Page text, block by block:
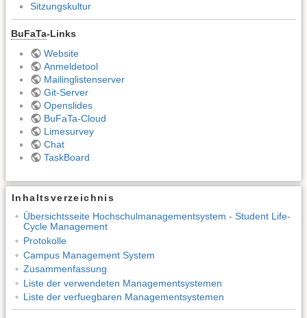
Sitzungskultur
BuFaTa-Links
Website
Anmeldetool
Mailinglistenserver
Git-Server
Openslides
BuFaTa-Cloud
Limesurvey
Chat
TaskBoard
Inhaltsverzeichnis
Übersichtsseite Hochschulmanagementsystem - Student Life-
Cycle Management
Protokolle
Campus Management System
Zusammenfassung
Liste der verwendeten Managementsystemen
Liste der verfuegbaren Managementsystemen